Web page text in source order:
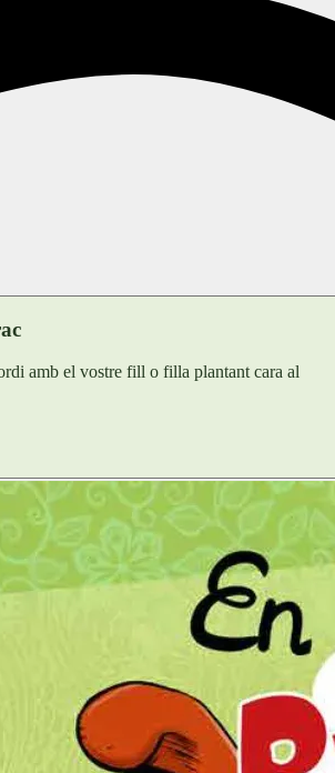
amb el vostre fill o filla plantant cara al